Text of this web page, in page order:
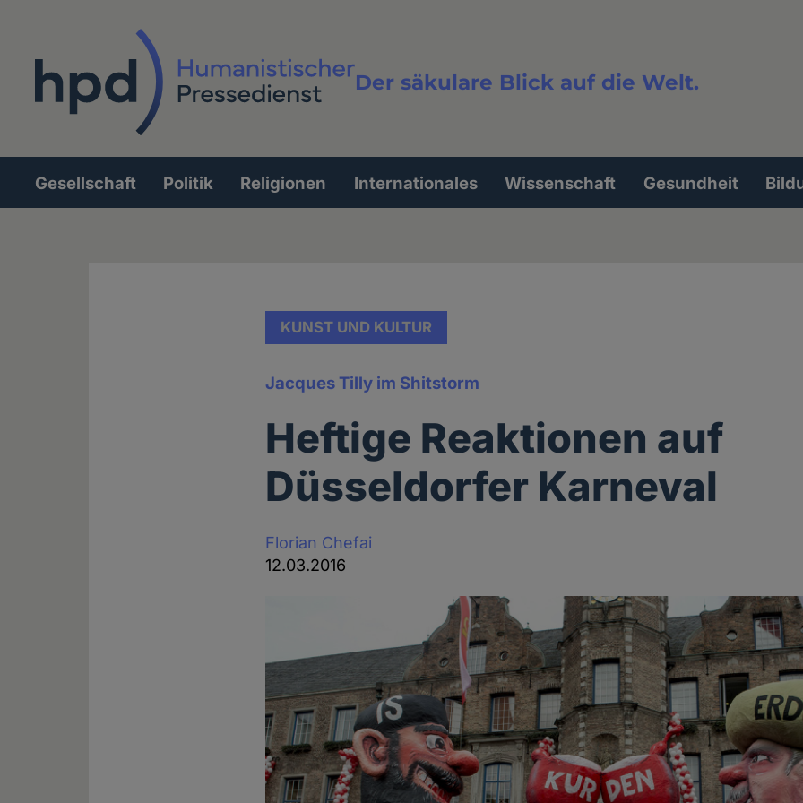
Der säkulare Blick auf die Welt.
Volltextsuche
Hauptnavigation
Gesellschaft Politik Religionen Internationales Wissenschaft Gesundheit
KUNST UND KULTUR
Jacques Tilly im Shitstorm
Heftige Reaktionen auf
Düsseldorfer Karneval
Florian Chefai
12.03.2016